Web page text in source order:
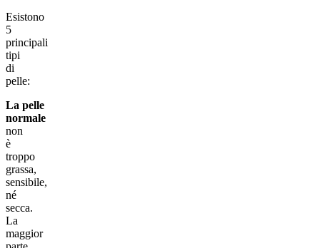
Esistono
5
principali
tipi
di
pelle:
La pelle
normale
non
è
troppo
grassa,
sensibile,
né
secca.
La
maggior